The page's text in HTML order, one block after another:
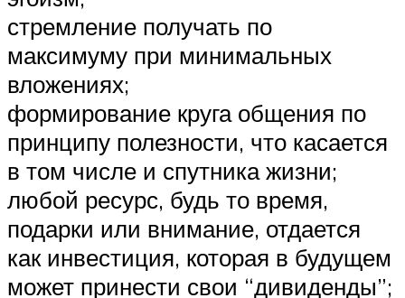
стремление получать по
максимуму при минимальных
вложениях;
формирование круга общения по
принципу полезности, что касается
в том числе и спутника жизни;
любой ресурс, будь то время,
подарки или внимание, отдается
как инвестиция, которая в будущем
может принести свои “дивиденды”;